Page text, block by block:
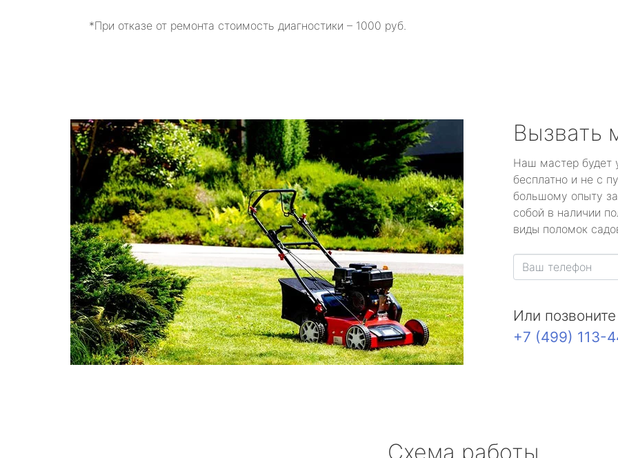
*При отказе от ремонта стоимость диагностики – 1000 руб.
Вызвать
Наш мастер будет
бесплатно и не с
большому опыту
собой в наличии
виды поломок
Или
+7 (499) 113-
Схема работы